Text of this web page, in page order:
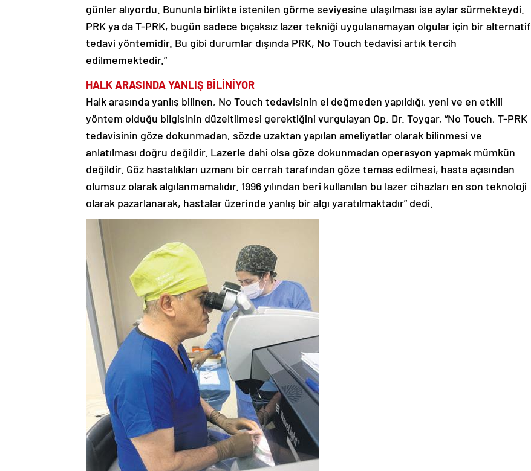
günler alıyordu. Bununla birlikte istenilen görme seviyesine ulaşılması ise aylar sürmekteydi.
PRK ya da T-PRK, bugün sadece bıçaksız lazer tekniği uygulanamayan olgular için bir alternatif
tedavi yöntemidir. Bu gibi durumlar dışında PRK, No Touch tedavisi artık tercih
edilmemektedir.”
HALK ARASINDA YANLIŞ BİLİNİYOR
Halk arasında yanlış bilinen, No Touch tedavisinin el değmeden yapıldığı, yeni ve en etkili
yöntem olduğu bilgisinin düzeltilmesi gerektiğini vurgulayan Op. Dr. Toygar, “No Touch, T-PRK
tedavisinin göze dokunmadan, sözde uzaktan yapılan ameliyatlar olarak bilinmesi ve
anlatılması doğru değildir. Lazerle dahi olsa göze dokunmadan operasyon yapmak mümkün
değildir. Göz hastalıkları uzmanı bir cerrah tarafından göze temas edilmesi, hasta açısından
olumsuz olarak algılanmamalıdır. 1996 yılından beri kullanılan bu lazer cihazları en son teknoloji
olarak pazarlanarak, hastalar üzerinde yanlış bir algı yaratılmaktadır” dedi.